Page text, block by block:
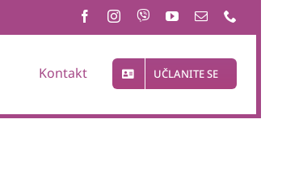
Kontakt UČLANITE SE